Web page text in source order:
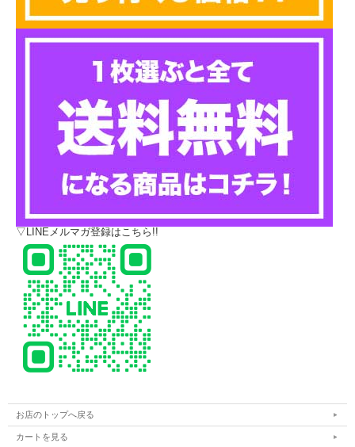
▽LINEメルマガ登録はこちら!!
お店のトップへ戻る
カートを見る